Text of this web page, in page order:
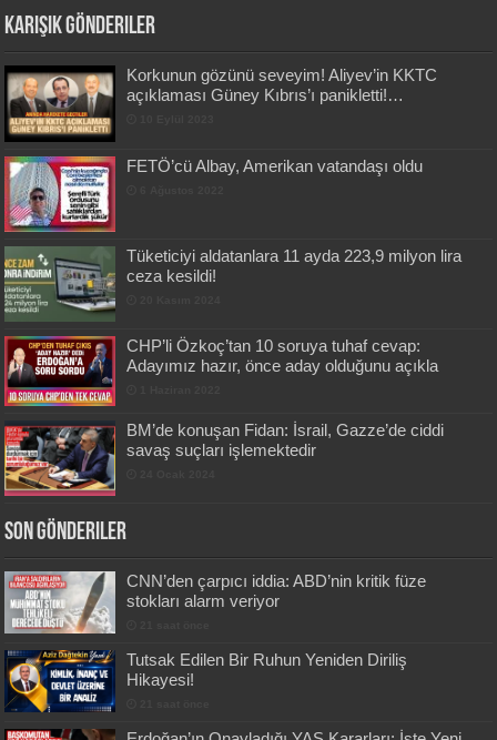
Karışık Gönderiler
Korkunun gözünü seveyim! Aliyev’in KKTC
açıklaması Güney Kıbrıs’ı panikletti!…
FETÖ’cü Albay, Amerikan vatandaşı oldu
Tüketiciyi aldatanlara 11 ayda 223,9 milyon lira
ceza kesildi!
CHP’li Özkoç’tan 10 soruya tuhaf cevap:
Adayımız hazır, önce aday olduğunu açıkla
BM’de konuşan Fidan: İsrail, Gazze’de ciddi
savaş suçları işlemektedir
Son Gönderiler
CNN’den çarpıcı iddia: ABD’nin kritik füze
stokları alarm veriyor
Tutsak Edilen Bir Ruhun Yeniden Diriliş
Hikayesi!